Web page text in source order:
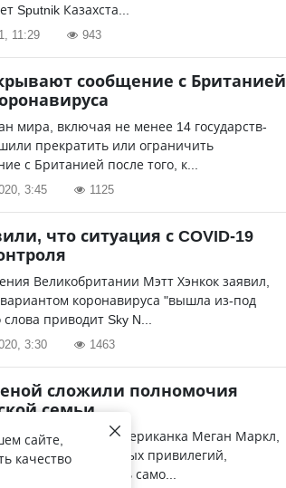
Sputnik Казахста...
11:29 943
сообщение с Британией
мира, включая не менее 14 государств-
прекратить или ограничить
с Британией после того, к...
3:45 1125
что ситуация с COVID-19
Великобритании Мэтт Хэнкок заявил,
коронавируса "вышла из-под
слова приводит Sky N...
3:30 1463
сложили полномочия
семьи
и его супруга, американка Меган Маркл,
от финансовых привилегий,
и зарабатывать само...
сайте,
качество